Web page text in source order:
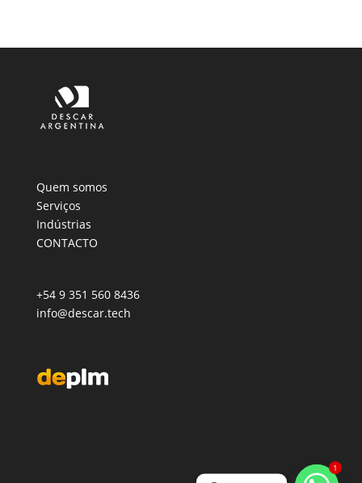
Quem somos
Serviços
Indústrias
CONTACTO
+54 9 351 560 8436
info@descar.tech
1